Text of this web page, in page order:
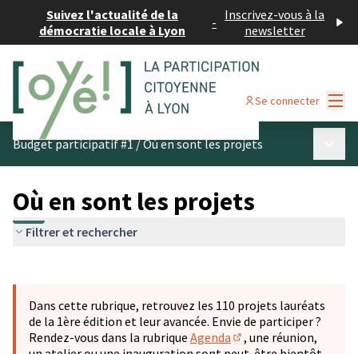
Suivez l'actualité de la
démocratie locale à Lyon
- Inscrivez-vous à la
newsletter
Se connecter
Budget participatif #1/Où en sont les projets
Où en sont les projets
Filtrer et rechercher
−
Dans cette rubrique, retrouvez les 110 projets lauréats
de la 1ère édition et leur avancée. Envie de participer ?
Rendez-vous dans la rubrique Agenda
(S'ouvre dans un
, une réunion,